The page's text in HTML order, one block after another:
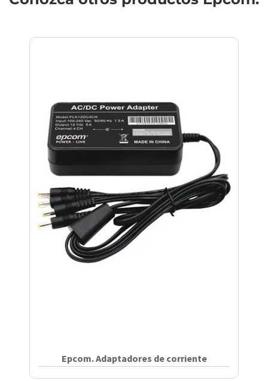
Epcom. Adaptadores de corriente